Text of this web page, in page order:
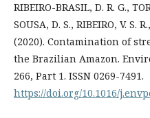
RIBEIRO-BRASIL, D. R. G.,
SOUSA, D. S., RIBEIRO, V. S.
(2020). Contamination of
the Brazilian Amazon.
266, Part 1. ISSN 0269-7491.
https://doi.org/10.1016/